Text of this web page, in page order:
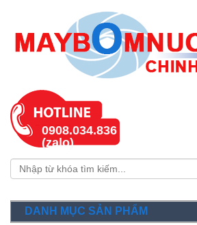
0908.034.836
(zalo)
DANH MỤC SẢN PHẨM